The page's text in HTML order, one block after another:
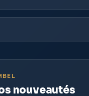
nouveautés